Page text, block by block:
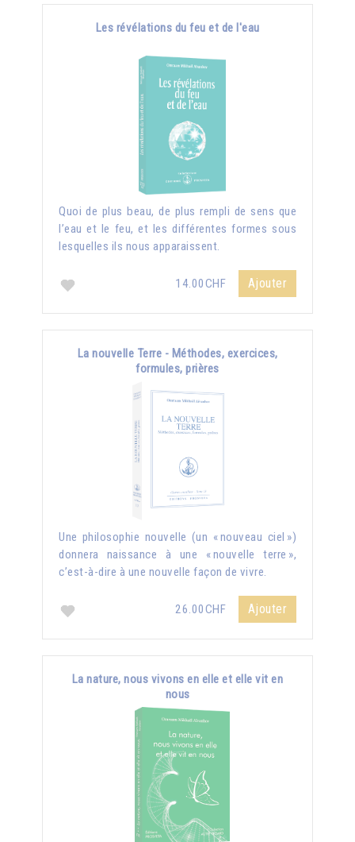
Les révélations du feu et de l'eau
Quoi de plus beau, de plus rempli de sens que
l’eau et le feu, et les différentes formes sous
lesquelles ils nous apparaissent.
14.00CHF Ajouter
La nouvelle Terre - Méthodes, exercices,
formules, prières
Une philosophie nouvelle (un « nouveau ciel »)
donnera naissance à une « nouvelle terre »,
c’est-à-dire à une nouvelle façon de vivre.
26.00CHF Ajouter
La nature, nous vivons en elle et elle vit en
nous